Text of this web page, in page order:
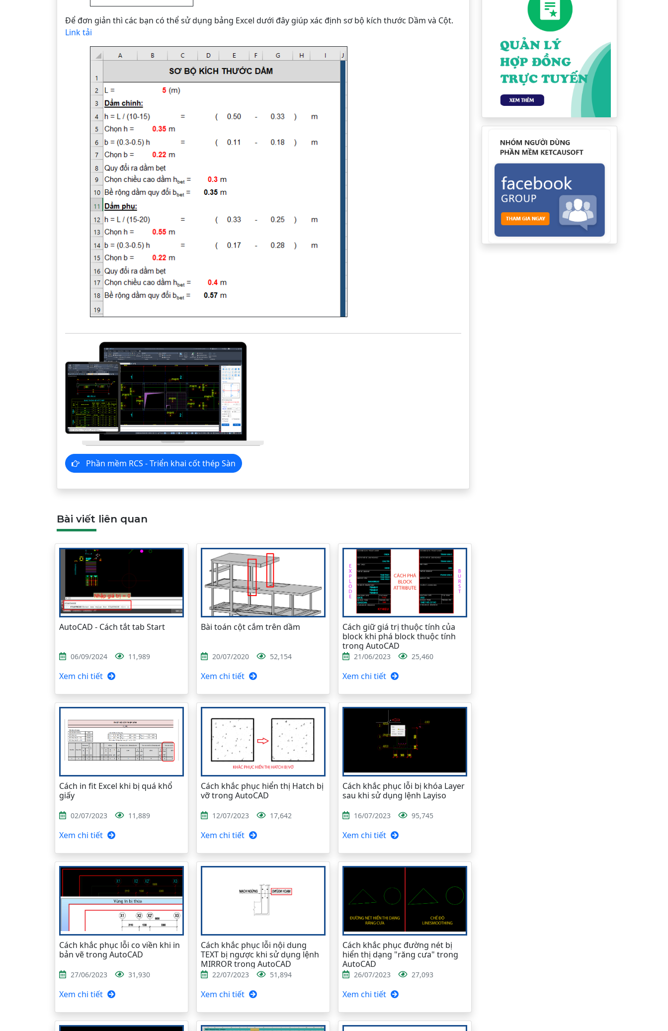
Để đơn giản thì các bạn có thể sử dụng bảng Excel dưới đây giúp xác định sơ bộ kích thước Dầm và Cột.
Link tải
Phần mềm RCS - Triển khai cốt thép Sàn
Bài viết liên quan
AutoCAD - Cách tắt tab Start
06/09/2024 11,989
Xem chi tiết
Bài toán cột cắm trên dầm
20/07/2020 52,154
Xem chi tiết
Cách giữ giá trị thuộc tính của
block khi phá block thuộc tính
trong AutoCAD
21/06/2023 25,460
Xem chi tiết
Cách in fit Excel khi bị quá khổ
giấy
02/07/2023 11,889
Xem chi tiết
Cách khắc phục hiển thị Hatch bị
vỡ trong AutoCAD
12/07/2023 17,642
Xem chi tiết
Cách khắc phục lỗi bị khóa Layer
sau khi sử dụng lệnh Layiso
16/07/2023 95,745
Xem chi tiết
Cách khắc phục lỗi co viền khi in
bản vẽ trong AutoCAD
27/06/2023 31,930
Xem chi tiết
Cách khắc phục lỗi nội dung
TEXT bị ngược khi sử dụng lệnh
MIRROR trong AutoCAD
22/07/2023 51,894
Xem chi tiết
Cách khắc phục đường nét bị
hiển thị dạng "răng cưa" trong
AutoCAD
26/07/2023 27,093
Xem chi tiết